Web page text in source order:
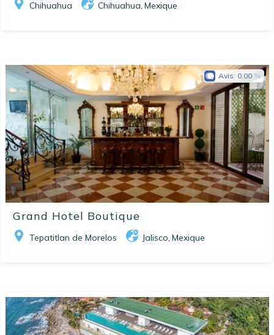
Chihuahua Chihuahua, Mexique
Grand Hotel Boutique
Tepatitlan de Morelos Jalisco, Mexique
Avis: 0.00